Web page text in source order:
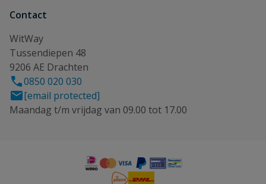
Contact
WitWay
Tussendiepen 48
9206 AE Drachten
0850 020 030
[email protected]
Maandag t/m vrijdag van 09.00 tot 17.00